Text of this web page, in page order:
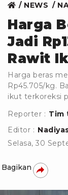
NEWS
Harga
Jadi
Rawit
Harga beras
Rp45.705/kg.
ikut terkoreksi
Reporter : Tim
Editor :
Selasa, 30
Bagikan